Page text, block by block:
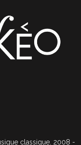
classique. 2008 -